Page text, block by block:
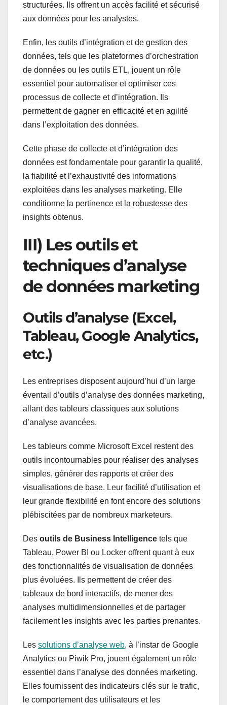
structurées. Ils offrent un accès facilité et sécurisé
aux données pour les analystes.
Enfin, les outils d’intégration et de gestion des
données, tels que les plateformes d’orchestration
de données ou les outils ETL, jouent un rôle
essentiel pour automatiser et optimiser ces
processus de collecte et d’intégration. Ils
permettent de gagner en efficacité et en agilité
dans l’exploitation des données.
Cette phase de collecte et d’intégration des
données est fondamentale pour garantir la qualité,
la fiabilité et l’exhaustivité des informations
exploitées dans les analyses marketing. Elle
conditionne la pertinence et la robustesse des
insights obtenus.
III) Les outils et
techniques d’analyse
de données marketing
Outils d’analyse (Excel,
Tableau, Google Analytics,
etc.)
Les entreprises disposent aujourd’hui d’un large
éventail d’outils d’analyse des données marketing,
allant des tableurs classiques aux solutions
d’analyse avancées.
Les tableurs comme Microsoft Excel restent des
outils incontournables pour réaliser des analyses
simples, générer des rapports et créer des
visualisations de base. Leur facilité d’utilisation et
leur grande flexibilité en font encore des solutions
plébiscitées par de nombreux marketeurs.
Des outils de Business Intelligence tels que
Tableau, Power BI ou Locker offrent quant à eux
des fonctionnalités de visualisation de données
plus évoluées. Ils permettent de créer des
tableaux de bord interactifs, de mener des
analyses multidimensionnelles et de partager
facilement les insights avec les parties prenantes.
Les solutions d’analyse web, à l’instar de Google
Analytics ou Piwik Pro, jouent également un rôle
essentiel dans l’analyse des données marketing.
Elles fournissent des indicateurs clés sur le trafic,
le comportement des utilisateurs et les